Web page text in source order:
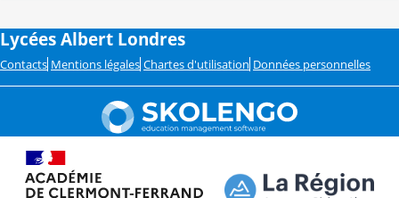
Lycées Albert Londres
Contacts Mentions légales Chartes d'utilisation Données personnelles